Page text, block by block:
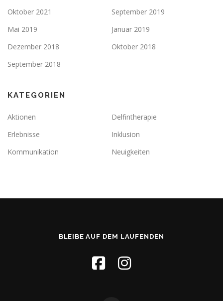
Oktober 2021
September 2019
Mai 2019
Januar 2019
Dezember 2018
Oktober 2018
September 2018
KATEGORIEN
Aktionen
Delfintherapie
Erlebnisse
Inklusion
Kommunikation
Neuigkeiten
BLEIBE AUF DEM LAUFENDEN